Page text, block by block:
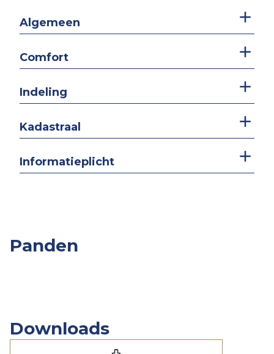
Algemeen
Comfort
Indeling
Kadastraal
Informatieplicht
Panden
Downloads